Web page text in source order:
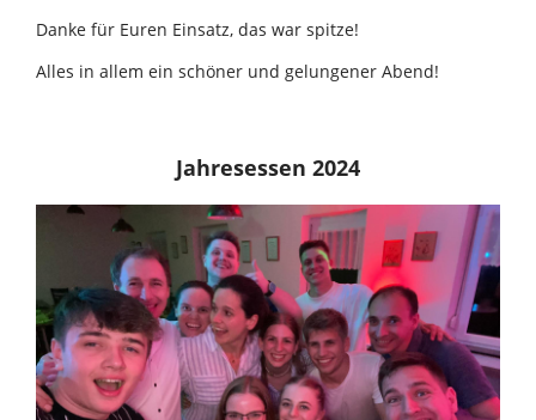
Danke für Euren Einsatz, das war spitze!
Alles in allem ein schöner und gelungener Abend!
Jahresessen 2024